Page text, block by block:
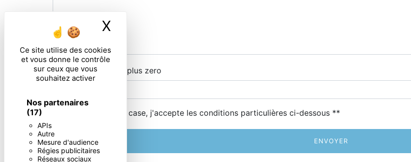
Ce site utilise des cookies
et vous donne le contrôle
sur ceux que vous
souhaitez activer
Nos partenaires
(17)
APIs
Autre
Mesure d'audience
Régies publicitaires
Réseaux sociaux
X
Combien font deux plus zero
En cochant cette case, j'accepte les conditions particulières ci-dessous **
ENVOYER